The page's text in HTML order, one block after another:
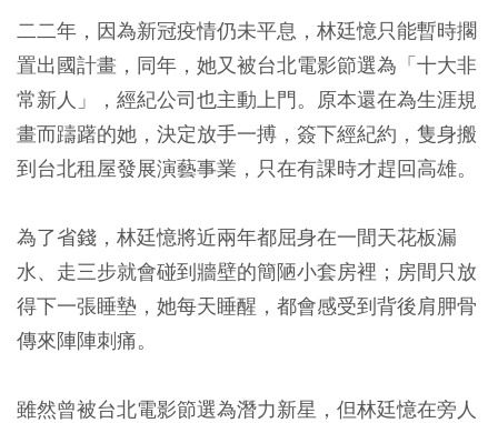
二二年，因為新冠疫情仍未平息，林廷憶只能暫時擱
置出國計畫，同年，她又被台北電影節選為「十大非
常新人」，經紀公司也主動上門。原本還在為生涯規
畫而躊躇的她，決定放手一搏，簽下經紀約，隻身搬
到台北租屋發展演藝事業，只在有課時才趕回高雄。
為了省錢，林廷憶將近兩年都屈身在一間天花板漏
水、走三步就會碰到牆壁的簡陋小套房裡；房間只放
得下一張睡墊，她每天睡醒，都會感受到背後肩胛骨
傳來陣陣刺痛。
雖然曾被台北電影節選為潛力新星，但林廷憶在旁人